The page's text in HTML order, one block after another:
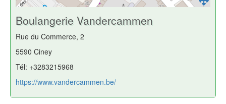
Boulangerie Vandercammen
Rue du Commerce, 2
5590 Ciney
Tél: +3283215968
https://www.vandercammen.be/